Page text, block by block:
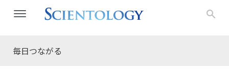
毎日つながる